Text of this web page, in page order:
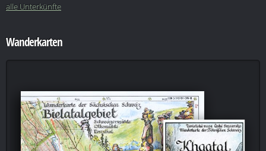
alle Unterkünfte
Wanderkarten